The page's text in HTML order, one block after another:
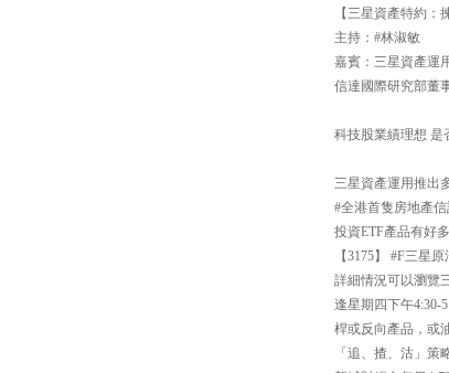
【三星資產特約：
主持：#林淑敏
嘉賓：三星資產運
信達國際研究部董
科技股業績理想 是
三星資產運用推出
#全港首隻房地產
投資ETF產品有好
【3175】 #F三星
詳細情況可以瀏覽
逢星期四下午4:30-
桿或反向產品，或
「追、揸、沽」策